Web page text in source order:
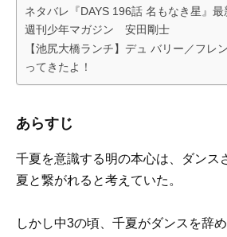
ネタバレ『DAYS 196話 名もなき星』
週刊少年マガジン 安田剛士
【池尻大橋ランチ】デュ バリー／フレ
ってきたよ！
あらすじ
千夏を意識する明の本心は、ダンス
夏と繋がれると考えていた。
しかし中3の頃、千夏がダンスを辞